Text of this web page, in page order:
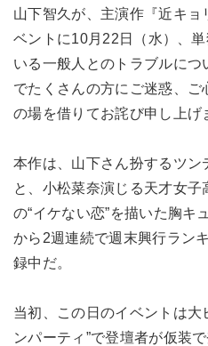
山下智久が、主演作『近キョ
ベントに10月22日（水）、
いる一般人とのトラブルに
でたくさんの方にご迷惑、ご
の場を借りてお詫び申し上げ
本作は、山下さん扮するツン
と、小松菜奈演じる天才女
の“イケない恋”を描いた胸キ
から2週連続で週末興行ラン
録中だ。
当初、この日のイベントは大
ンパーティ”で登壇者が仮装